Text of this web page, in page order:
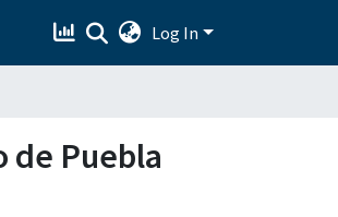
Log In
de Puebla